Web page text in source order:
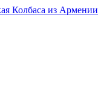
Колбаса из Армении